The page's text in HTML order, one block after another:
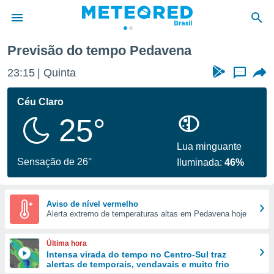
da
fornecidas
a este
das
e
forma
digital
Previsão do tempo Pedavena
23:16 Quinta ...
Céu Claro
25°
Sensação de 26°
Lua minguante
Iluminada:46%
Aviso de nível vermelho
Alerta extremo de temperaturas altas em Pedavena hoje
Última hora
Intensa virada do tempo no Centro-Sul traz
alertas de temporais, vendavais e muito frio